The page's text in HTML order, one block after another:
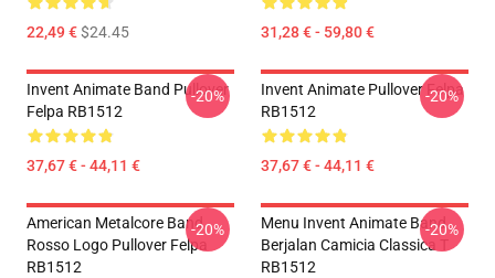
22,49 €$24.45 31,28 € - 59,80 €
Invent Animate Band Pullover
Felpa RB1512
37,67 € - 44,11 €
-20%
Invent Animate Pullover Felpa
RB1512
37,67 € - 44,11 €
-20%
American Metalcore Band
Rosso Logo Pullover Felpa
RB1512
-20%
Menu Invent Animate Band
Berjalan Camicia Classica T
RB1512
-20%